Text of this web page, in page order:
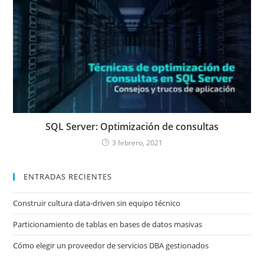
SQL Server: Optimización de consultas
3 febrero, 2021
ENTRADAS RECIENTES
Construir cultura data-driven sin equipo técnico
Particionamiento de tablas en bases de datos masivas
Cómo elegir un proveedor de servicios DBA gestionados